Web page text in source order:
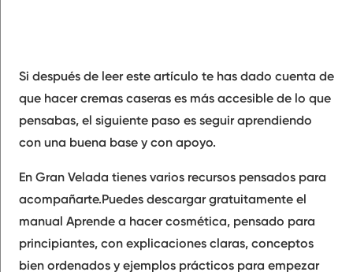
Si después de leer este artículo te has dado cuenta de
que hacer cremas caseras es más accesible de lo que
pensabas, el siguiente paso es seguir aprendiendo
con una buena base y con apoyo.
En Gran Velada tienes varios recursos pensados para
acompañarte.Puedes descargar gratuitamente el
manual Aprende a hacer cosmética, pensado para
principiantes, con explicaciones claras, conceptos
bien ordenados y ejemplos prácticos para empezar